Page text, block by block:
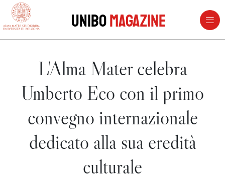
vai al contenuto della pagina
UniboMagazine
L'Alma Mater celebra
Umberto Eco con il primo
convegno internazionale
dedicato alla sua eredità
culturale